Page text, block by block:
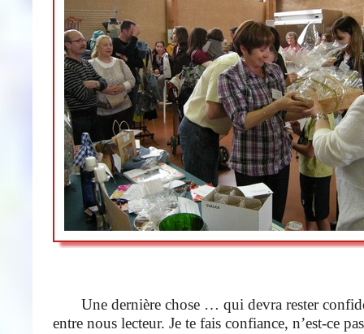
Une dernière chose … qui devra rester
entre nous lecteur. Je te fais confiance, n’est-ce